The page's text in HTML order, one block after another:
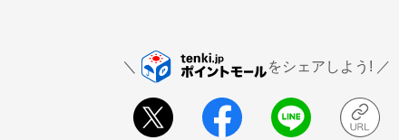
をシェアしよう!